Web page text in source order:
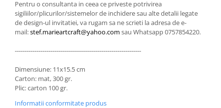
Pentru o consultanta in ceea ce priveste potrivirea
sigiliilor/plicurilor/sistemelor de inchidere sau alte detalii legate
de design-ul invitatiei, va rugam sa ne scrieti la adresa de e-
mail:stef.marieartcraft@yahoo.com sau Whatsapp 0757854220.
----------------------------------------------------------------
Dimensiune: 11x15.5 cm
Carton: mat, 300 gr.
Plic: carton 100 gr.
Informatii conformitate produs